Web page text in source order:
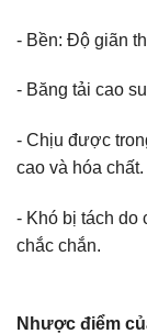
- Bền: Độ giãn
- Băng tải cao
- Chịu được
cao và hóa chất.
- Khó bị tách do
chắc chắn.
Nhược điểm